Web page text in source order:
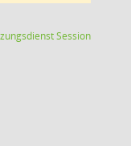
Session(Wird in